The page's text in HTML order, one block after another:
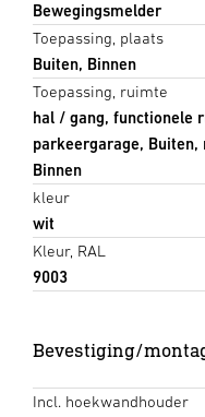
Bewegingsmelder
Toepassing, plaats
Buiten, Binnen
Toepassing, ruimte
hal / gang, functionele
parkeergarage,
Binnen
kleur
wit
Kleur, RAL
9003
Bevestiging/
Incl. hoekwandhouder